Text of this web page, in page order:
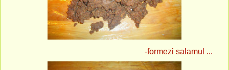
-formezi salamul ...